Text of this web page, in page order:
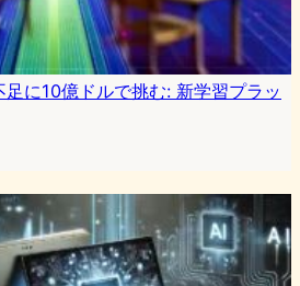
に10億ドルで挑む: 新学習プラッ